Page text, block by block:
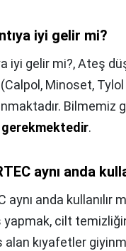
iyi gelir mi?
iyi gelir mi?,Ateş
Minoset,
Bilmemiz
gerekmektedir.
aynı anda
anda kullanılır
yapmak, cilt
alan kıyafetler